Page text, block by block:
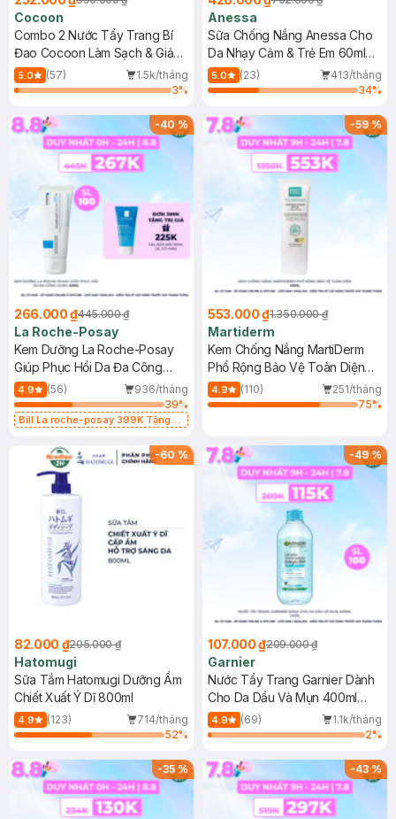
Cocoon
Combo 2 Nước Tẩy Trang Bí
Đao Cocoon Làm Sạch & Giảm
Dầu 500ml
5.0 (57)
1.5k/tháng
3%
Anessa
Sữa Chống Nắng Anessa Cho
Da Nhạy Cảm & Trẻ Em 60ml
(Mới)
5.0 (23)
413/tháng
34%
-40%
266.000 ₫445.000 ₫
La Roche-Posay
Kem Dưỡng La Roche-Posay
Giúp Phục Hồi Da Đa Công
Dụng 40ml
4.9 (56)
936/tháng
39%
Bill La roche-posay 399K Tặng
(SL có hạn)
-59%
553.000 ₫1.350.000 ₫
Martiderm
Kem Chống Nắng MartiDerm
Phổ Rộng Bảo Vệ Toàn Diện
40ml
4.9 (110)
251/tháng
75%
-60 %
82.000 ₫205.000 ₫
Hatomugi
Sữa Tắm Hatomugi Dưỡng Ẩm
Chiết Xuất Ý Dĩ 800ml
4.9 (123)
714/tháng
52%
-49%
107.000 ₫209.000 ₫
Garnier
Nước Tẩy Trang Garnier Dành
Cho Da Dầu Và Mụn 400ml
(Mới)
4.9 (69)
1.1k/tháng
2%
-35% -43%